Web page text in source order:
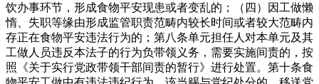
饮办事环节，形成食物平安现患或者变乱的；（四）因工做懒
惰、失职等缘由形成监管职责范畴内较长时间或者较大范畴内
存正在食物平安违法行为的；第八条单元担任人对本单元及其
工做人员违反本法子的行为负带领义务，需要实施间责的，按
照《关于实行党政带领干部间责的暂行》进行处置。第十条食